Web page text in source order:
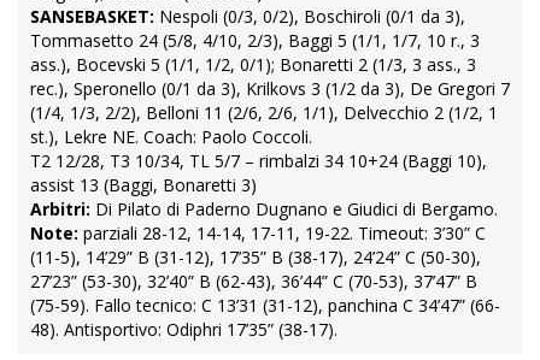
SANSEBASKET: Nespoli (0/3, 0/2), Boschiroli (0/1 da 3),
Tommasetto 24 (5/8, 4/10, 2/3), Baggi 5 (1/1, 1/7, 10 r., 3
ass.), Bocevski 5 (1/1, 1/2, 0/1); Bonaretti 2 (1/3, 3 ass., 3
rec.), Speronello (0/1 da 3), Krilkovs 3 (1/2 da 3), De Gregori 7
(1/4, 1/3, 2/2), Belloni 11 (2/6, 2/6, 1/1), Delvecchio 2 (1/2, 1
st.), Lekre NE. Coach: Paolo Coccoli.
T2 12/28, T3 10/34, TL 5/7 – rimbalzi 34 10+24 (Baggi 10),
assist 13 (Baggi, Bonaretti 3)
Arbitri: Di Pilato di Paderno Dugnano e Giudici di Bergamo.
Note: parziali 28-12, 14-14, 17-11, 19-22. Timeout: 3’30” C
(11-5), 14’29” B (31-12), 17’35” B (38-17), 24’24” C (50-30),
27’23” (53-30), 32’40” B (62-43), 36’44” C (70-53), 37’47” B
(75-59). Fallo tecnico: C 13’31 (31-12), panchina C 34’47” (66-
48). Antisportivo: Odiphri 17’35” (38-17).